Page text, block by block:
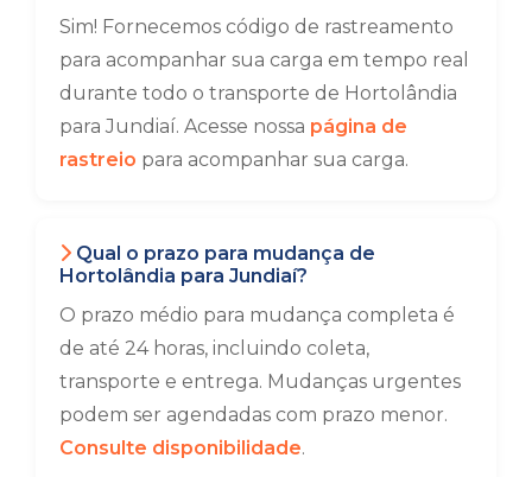
Sim! Fornecemos código de rastreamento
para acompanhar sua carga em tempo real
durante todo o transporte de Hortolândia
para Jundiaí. Acesse nossa página de
rastreio para acompanhar sua carga.
Qual o prazo para mudança de
Hortolândia para Jundiaí?
O prazo médio para mudança completa é
de até 24 horas, incluindo coleta,
transporte e entrega. Mudanças urgentes
podem ser agendadas com prazo menor.
Consulte disponibilidade.